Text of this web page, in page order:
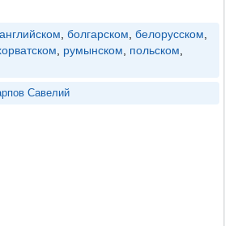
английском, болгарском, белорусском,
, румынском, польском,
Савелий